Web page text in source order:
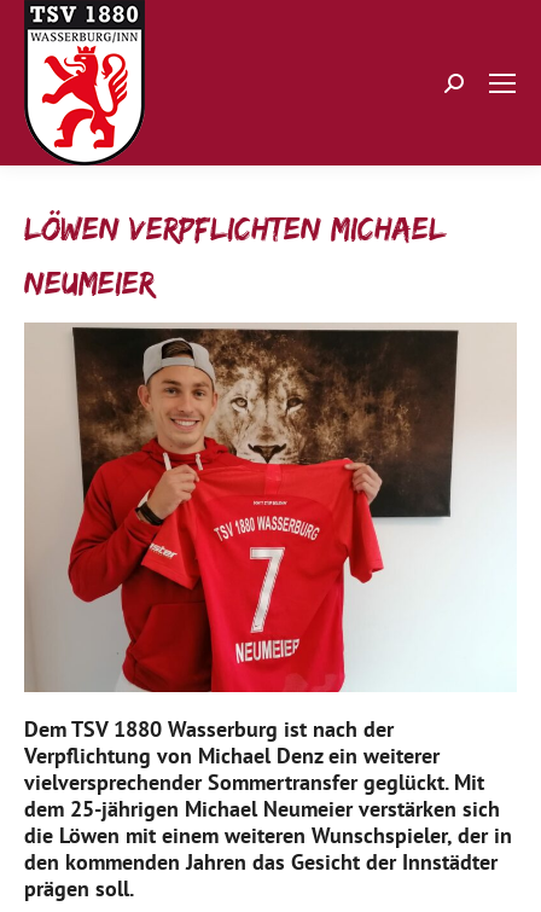
Search:
Löwen verpflichten Michael
Neumeier
Dem TSV 1880 Wasserburg ist nach der
Verpflichtung von Michael Denz ein weiterer
vielversprechender Sommertransfer geglückt. Mit
dem 25-jährigen Michael Neumeier verstärken sich
die Löwen mit einem weiteren Wunschspieler, der in
den kommenden Jahren das Gesicht der Innstädter
prägen soll.